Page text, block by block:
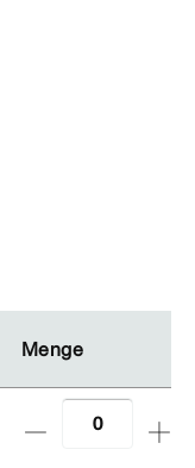
Menge
Menge